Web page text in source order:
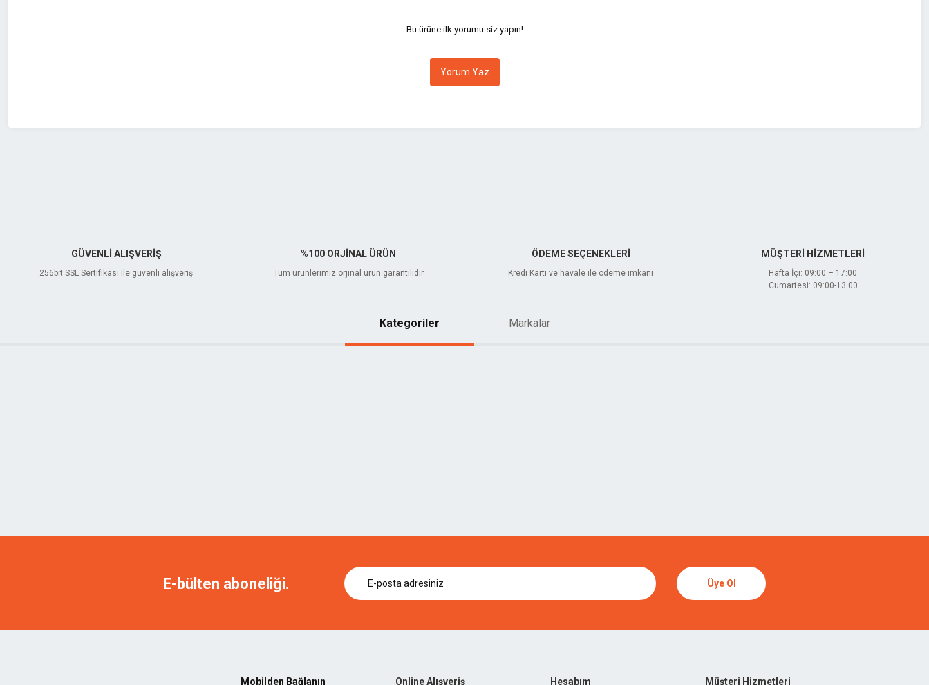
Bu ürüne ilk yorumu siz yapın!
Yorum Yaz
GÜVENLİ ALIŞVERİŞ
256bit SSL Sertifikası ile güvenli alışveriş
%100 ORJİNAL ÜRÜN
Tüm ürünlerimiz orjinal ürün garantilidir
ÖDEME SEÇENEKLERİ
Kredi Kartı ve havale ile ödeme imkanı
MÜŞTERİ HİZMETLERİ
Hafta İçi: 09:00 – 17:00
Cumartesi: 09:00-13:00
Kategoriler Markalar
E-bülten aboneliği. Üye Ol
Mobilden Bağlanın Online Alışveriş Hesabım Müşteri Hizmetleri